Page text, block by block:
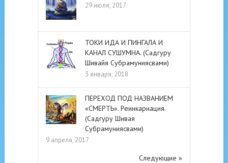
29 июля, 2017
ТОКИ ИДА И ПИНГАЛА И
КАНАЛ СУШУМНА. (Садгуру
Шивайя Субрамуниясвами)
3 января, 2018
ПЕРЕХОД ПОД НАЗВАНИЕМ
«СМЕРТЬ». Реинкарнация.
(Садгуру Шивая
Субрамуниясвами)
9 апреля, 2017
Следующие »